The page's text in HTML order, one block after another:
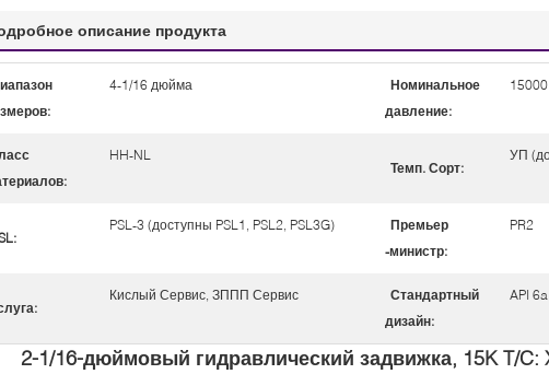
описание продукта
4-1/16 дюйма
Номинальное
давление:
HH-NL
Темп. Сорт:
УП
PSL-3 (доступны PSL1, PSL2, PSL3G)
Премьер
-министр:
PR2
Кислый Сервис, ЗППП Сервис
Стандартный
дизайн:
API 6a
2-1/16-дюймовый гидравлический задвижка, 15K T/C: